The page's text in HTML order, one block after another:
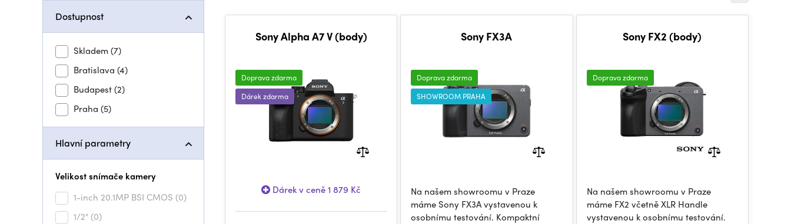
Dostupnost
Skladem(7)
Bratislava (4)
Budapest(2)
Praha (5)
Hlavní parametry
Velikost snímače kamery
1-inch 20.1MP BSI CMOS (0)
1/2" (0)
Sony Alpha A7 V (body)
Doprava zdarma
Dárek zdarma
Dárek v ceně 1 879 Kč
Sony FX3A
Doprava zdarma
SHOWROOM PRAHA
Na našem showroomu v Praze
máme Sony FX3A vystavenou k
osobnímu testování. Kompaktní
Sony FX2 (body)
Doprava zdarma
Na našem showroomu v Praze
máme FX2 včetně XLR Handle
vystavenou k osobnímu testování.